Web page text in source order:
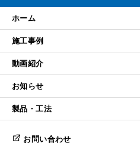
ホーム
施工事例
動画紹介
お知らせ
製品・工法
お問い合わせ